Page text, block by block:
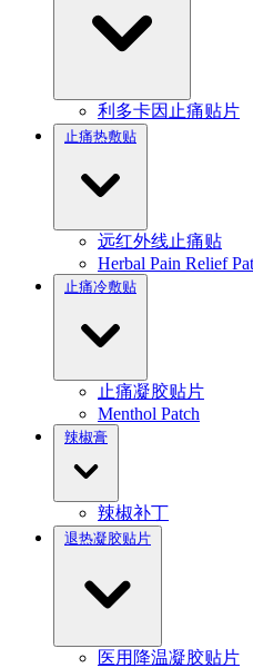
利多卡因止痛贴片
止痛热敷贴
远红外线止痛贴
Herbal Pain Relief
止痛冷敷贴
止痛凝胶贴片
Menthol Patch
辣椒膏
辣椒补丁
退热凝胶贴片
医用降温凝胶贴片